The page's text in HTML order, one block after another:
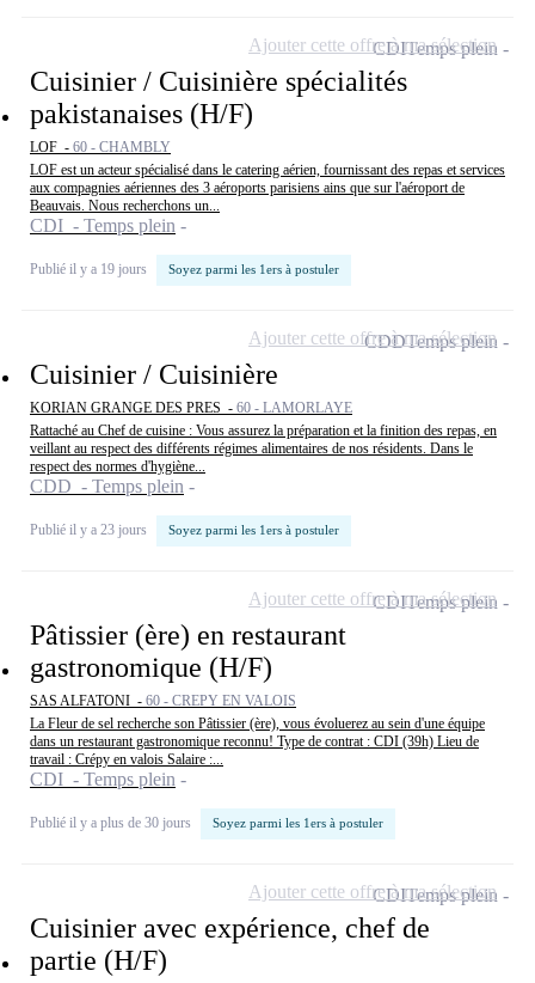
Cuisinier / Cuisinière spécialités
pakistanaises (H/F)
LOF - 60 - CHAMBLY
LOF est un acteur spécialisé dans le catering aérien, fournissant des repas et services
aux compagnies aériennes des 3 aéroports parisiens ains que sur l'aéroport de
Beauvais. Nous recherchons un...
CDI - Temps plein
Publié il y a 19 jours Soyez parmi les 1ers à postuler
CDITemps plein
Ajouter cette offre à ma sélection
Cuisinier / Cuisinière
KORIAN GRANGE DES PRES - 60 - LAMORLAYE
Rattaché au Chef de cuisine : Vous assurez la préparation et la finition des repas, en
veillant au respect des différents régimes alimentaires de nos résidents. Dans le
respect des normes d'hygiène...
CDD - Temps plein
Publié il y a 23 jours Soyez parmi les 1ers à postuler
CDDTemps plein
Ajouter cette offre à ma sélection
Pâtissier (ère) en restaurant
gastronomique (H/F)
SAS ALFATONI - 60 - CREPY EN VALOIS
La Fleur de sel recherche son Pâtissier (ère), vous évoluerez au sein d'une équipe
dans un restaurant gastronomique reconnu! Type de contrat : CDI (39h) Lieu de
travail : Crépy en valois Salaire :...
CDI - Temps plein
Publié il y a plus de 30 jours Soyez parmi les 1ers à postuler
CDITemps plein
Ajouter cette offre à ma sélection
Cuisinier avec expérience, chef de
partie (H/F)
CDITemps plein
Ajouter cette offre à ma sélection